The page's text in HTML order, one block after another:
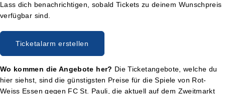
Lass dich benachrichtigen, sobald Tickets zu deinem Wunschpreis
verfügbar sind.
Ticketalarm erstellen
Wo kommen die Angebote her? Die Ticketangebote, welche du
hier siehst, sind die günstigsten Preise für die Spiele von Rot-
Weiss Essen gegen FC St. Pauli, die aktuell auf dem Zweitmarkt